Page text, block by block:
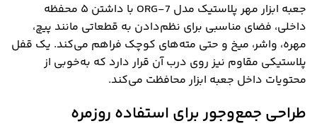
جعبه ابزار مهر پلاستیک مدل ORG-7
با داشتن ۵ محفظه
داخلی، فضای مناسبی برای نظم‌دادن به قطعاتی مانند پیچ،
مهره، واشر، میخ و حتی مته‌های کوچک فراهم می‌کند. یک قفل
پلاستیکی مقاوم نیز روی درب آن قرار دارد که به‌خوبی از
محتویات داخل جعبه ابزار محافظت می‌کند.
طراحی جمع‌وجور برای استفاده روزمره